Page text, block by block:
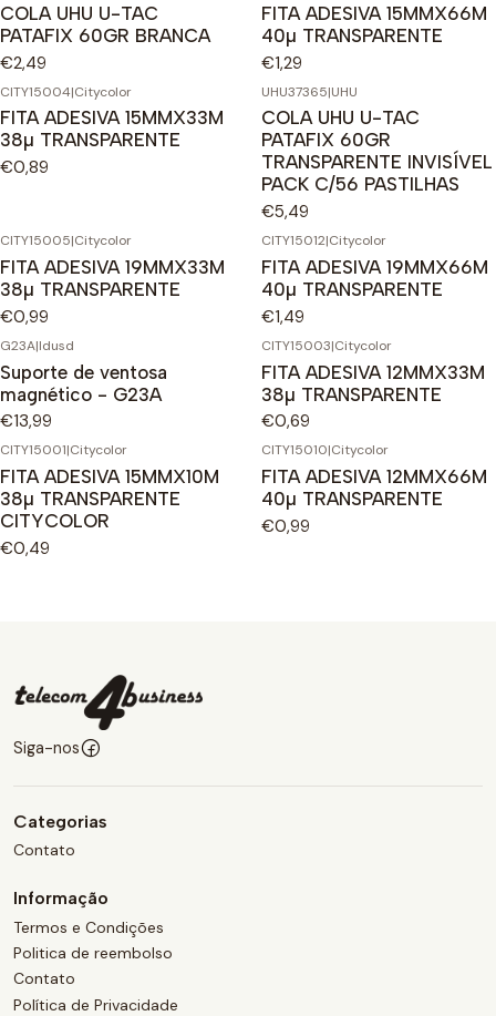
COLA UHU U-TAC
PATAFIX 60GR BRANCA
€2,49
FITA ADESIVA 15MMX66M
40µ TRANSPARENTE
€1,29
CITY15004|Citycolor
FITA ADESIVA 15MMX33M
38µ TRANSPARENTE
€0,89
UHU37365|UHU
COLA UHU U-TAC
PATAFIX 60GR
TRANSPARENTE INVISÍVEL
PACK C/56 PASTILHAS
€5,49
CITY15005|Citycolor
FITA ADESIVA 19MMX33M
38µ TRANSPARENTE
€0,99
CITY15012|Citycolor
FITA ADESIVA 19MMX66M
40µ TRANSPARENTE
€1,49
G23A|Idusd
Suporte de ventosa
magnético - G23A
€13,99
CITY15003|Citycolor
FITA ADESIVA 12MMX33M
38µ TRANSPARENTE
€0,69
CITY15001|Citycolor
FITA ADESIVA 15MMX10M
38µ TRANSPARENTE
CITYCOLOR
€0,49
CITY15010|Citycolor
FITA ADESIVA 12MMX66M
40µ TRANSPARENTE
€0,99
Siga-nos
Categorias
Contato
Informação
Termos e Condições
Politica de reembolso
Contato
Política de Privacidade